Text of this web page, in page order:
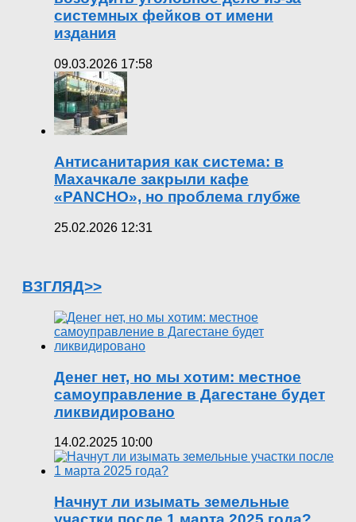
системных фейков от имени
издания
09.03.2026 17:58
Антисанитария как система: в
Махачкале закрыли кафе
«PANCHO», но проблема глубже
25.02.2026 12:31
ВЗГЛЯД>>
Денег нет, но мы хотим: местное
самоуправление в Дагестане будет
ликвидировано
14.02.2025 10:00
Начнут ли изымать земельные